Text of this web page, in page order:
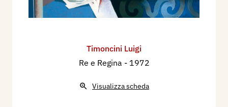
Timoncini Luigi
Re e Regina - 1972
Visualizza scheda